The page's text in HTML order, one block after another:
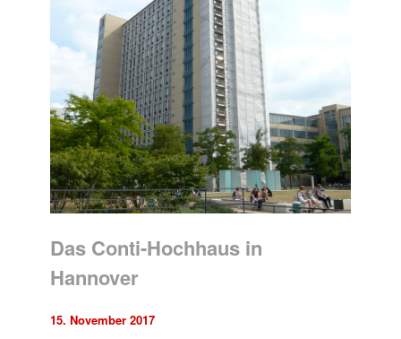
Das Conti-Hochhaus in
Hannover
15. November 2017